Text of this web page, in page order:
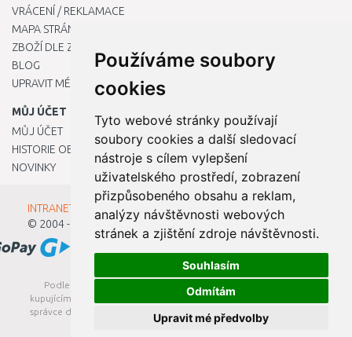
Používáme soubory
cookies
Tyto webové stránky používají
soubory cookies a další sledovací
nástroje s cílem vylepšení
uživatelského prostředí, zobrazení
přizpůsobeného obsahu a reklam,
analýzy návštěvnosti webových
stránek a zjištění zdroje návštěvnosti.
Souhlasím
Odmítám
Upravit mé předvolby
VRÁCENÍ / REKLAMACE
MAPA STRÁNKY
ZBOŽÍ DLE ZNAČEK
BLOG
UPRAVIT MÉ PŘEDVOLBY COOKIES
MŮJ ÚČET
MŮJ ÚČET
HISTORIE OBJEDNÁVEK
NOVINKY
INTRANET - Přihlášení pro zaměstnance
© 2004 - 2026
Kamody s.r.o.
Podle zákona o evidenci tržeb je prodávající povinen vystavit
kupujícímu účtenku. Zároveň je povinen zaevidovat přijatou tržbu u
správce daně online; v případě technického výpadku pak nejpozději
do 48 hodin.